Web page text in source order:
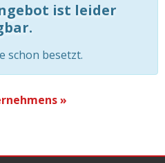
ist leider
schon besetzt.
»